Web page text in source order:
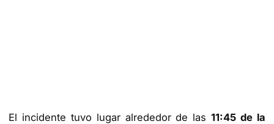
El incidente tuvo lugar alrededor de las11:45 de la